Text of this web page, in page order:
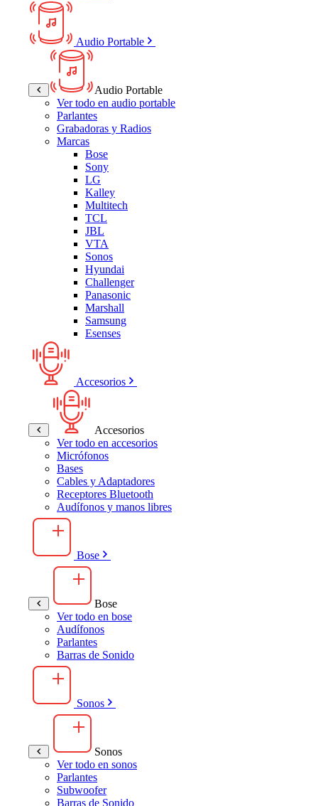
Audio Portable
Audio Portable
Ver todo en audio portable
Parlantes
Grabadoras y Radios
Marcas
Bose
Sony
LG
Kalley
Multitech
TCL
JBL
VTA
Sonos
Hyundai
Challenger
Panasonic
Marshall
Samsung
Esenses
Accesorios
Accesorios
Ver todo en accesorios
Micrófonos
Bases
Cables y Adaptadores
Receptores Bluetooth
Audífonos y manos libres
Bose
Bose
Ver todo en bose
Audífonos
Parlantes
Barras de Sonido
Sonos
Sonos
Ver todo en sonos
Parlantes
Subwoofer
Barras de Sonido